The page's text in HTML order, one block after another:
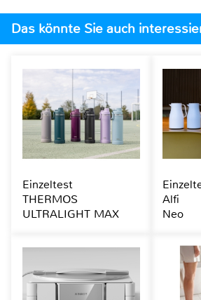
Das könnte Sie auch
Einzeltest
THERMOS
ULTRALIGHT MAX
Alfi
Neo